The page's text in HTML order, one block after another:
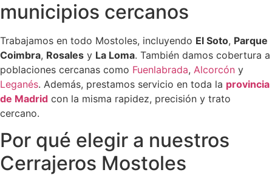
municipios cercanos
Trabajamos en todo Mostoles, incluyendo El Soto, Parque
Coimbra, Rosales y La Loma. También damos cobertura a
poblaciones cercanas como Fuenlabrada, Alcorcón y
Leganés. Además, prestamos servicio en toda la provincia
de Madrid con la misma rapidez, precisión y trato
cercano.
Por qué elegir a nuestros
Cerrajeros Mostoles